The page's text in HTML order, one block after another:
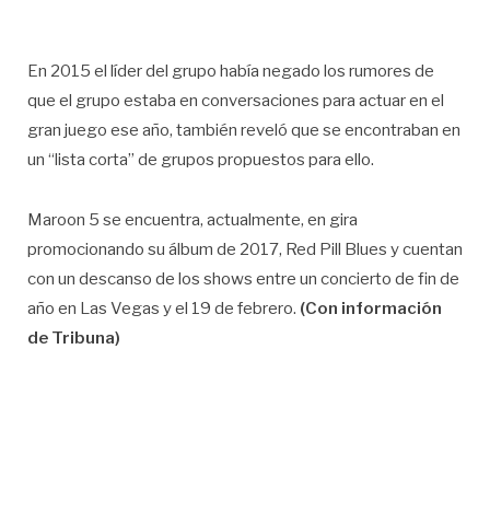
En 2015 el líder del grupo había negado los rumores de
que el grupo estaba en conversaciones para actuar en el
gran juego ese año, también reveló que se encontraban en
un “lista corta” de grupos propuestos para ello.
Maroon 5 se encuentra, actualmente, en gira
promocionando su álbum de 2017, Red Pill Blues y cuentan
con un descanso de los shows entre un concierto de fin de
año en Las Vegas y el 19 de febrero. (Con información
de Tribuna)